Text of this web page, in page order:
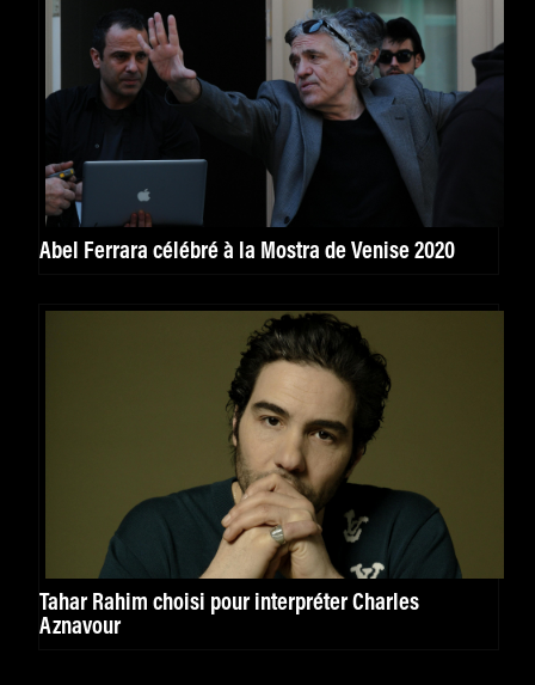
Abel Ferrara célébré à la Mostra de Venise 2020
Tahar Rahim choisi pour interpréter Charles
Aznavour